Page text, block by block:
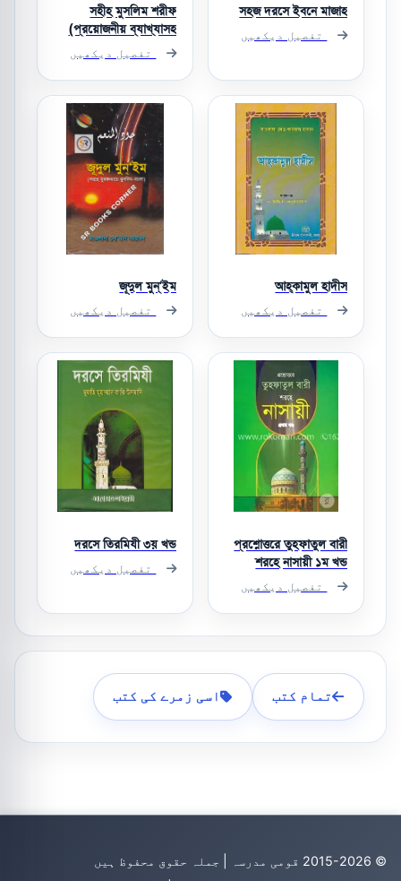
সহজ দরসে ইবনে মাজাহ
تفصیل دیکھیں
সহীহ মুসলিম শরীফ
(প্রয়োজনীয় ব্যাখ্যাসহ
বঙ্গানুবাদ)تفصیل دیکھیں
আহ্‌কামুল হাদীস
تفصیل دیکھیں
জূদুল মুন্‌’ইম
تفصیل دیکھیں
প্রশ্নোত্তরে তুহফাতুল বারী
শরহে নাসায়ী ১ম খন্ড
تفصیل دیکھیں
দরসে তিরমিযী ৩য় খন্ড
تفصیل دیکھیں
تمام کتب اسی زمرے کی کتب
© 2015-2026 قومی مدرسہ | جملہ حقوق محفوظ ہیں